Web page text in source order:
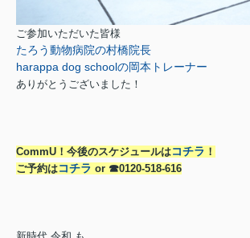
ご参加いただいた皆様
たろう動物病院の村橋院長
harappa dog schoolの岡本トレーナー
ありがとうございました！
CommU！今後のスケジュールはコチラ ！
ご予約はコチラ or ☎0120-518-616